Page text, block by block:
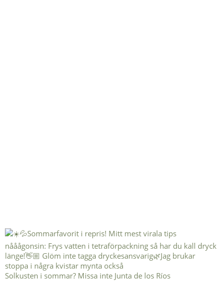
Solkusten i sommar? Missa inte Junta de los Ríos